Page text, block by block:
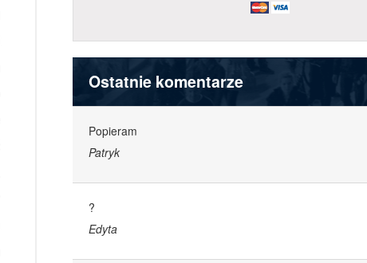
Ostatnie komentarze
Popieram
Patryk
?
Edyta